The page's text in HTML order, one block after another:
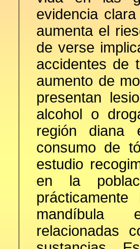
evidencia
aumenta el
de verse
accidentes de
aumento de
presentan
alcohol o
región diana
consumo de
estudio
en la
mandíbula
relacionadas